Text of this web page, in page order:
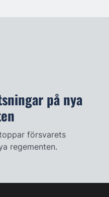
på nya
försvarets
regementen.